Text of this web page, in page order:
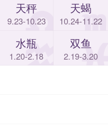
天秤
9.23-10.23
天蝎
10.24-11.22
水瓶
1.20-2.18
双鱼
2.19-3.20